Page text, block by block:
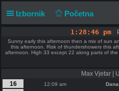
Izbornik Početna
1:28:46 pm
Sunny early this afternoon then a mix of sun
this afternoon. Risk of thundershowers this
afternoon. High 33 except 22 along parts of
Max Vjetar |
16
12:09 am